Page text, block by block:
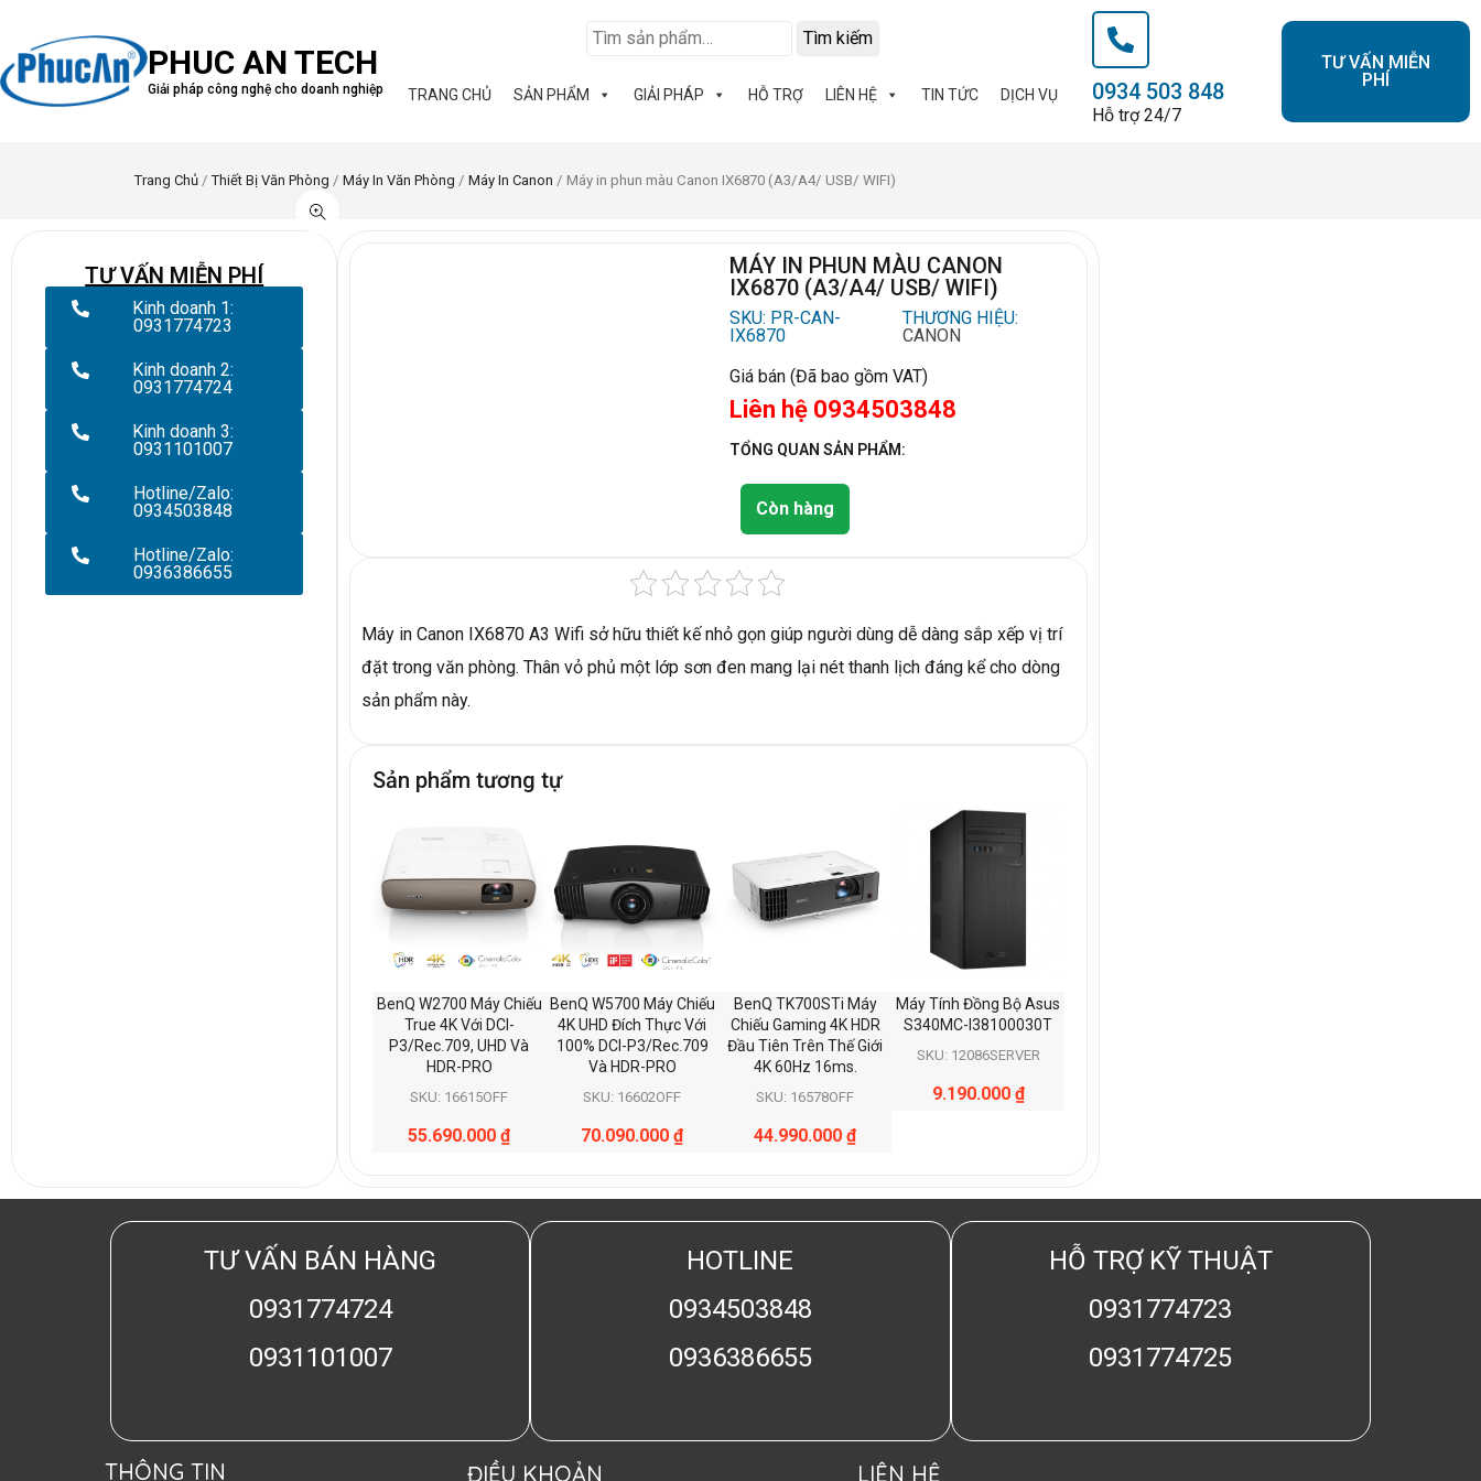
PHUC AN TECH
Giải pháp công nghệ cho doanh nghiệp
Tìm kiếm
TRANG CHỦ SẢN PHẨM GIẢI PHÁP HỖ TRỢ LIÊN HỆ TIN TỨC DỊCH VỤ 0934 503 848
Hỗ trợ 24/7
TƯ VẤN MIỄN
PHÍ
Trang Chủ /Thiết Bị Văn Phòng / Máy In Văn Phòng / Máy In Canon / Máy in phun màu Canon IX6870 (A3/A4/ USB/ WIFI)
TƯ VẤN MIỄN PHÍ
Kinh doanh 1:
0931774723
Kinh doanh 2:
0931774724
Kinh doanh 3:
0931101007
Hotline/Zalo:
0934503848
Hotline/Zalo:
0936386655
MÁY IN PHUN MÀU CANON
IX6870 (A3/A4/ USB/ WIFI)
SKU: PR-CAN-
IX6870
THƯƠNG HIỆU:
CANON
Giá bán (Đã bao gồm VAT)
Liên hệ 0934503848
TỔNG QUAN SẢN PHẨM:
Còn hàng
Máy in Canon IX6870 A3 Wifi sở hữu thiết kế nhỏ gọn giúp người dùng dễ dàng sắp xếp vị trí
đặt trong văn phòng. Thân vỏ phủ một lớp sơn đen mang lại nét thanh lịch đáng kể cho dòng
sản phẩm này.
Sản phẩm tương tự
BenQ W2700 Máy Chiếu
True 4K Với DCI-
P3/Rec.709, UHD Và
HDR-PRO
SKU: 16615OFF
55.690.000₫
BenQ W5700 Máy Chiếu
4K UHD Đích Thực Với
100% DCI-P3/Rec.709
Và HDR-PRO
SKU: 16602OFF
70.090.000₫
BenQ TK700STi Máy
Chiếu Gaming 4K HDR
Đầu Tiên Trên Thế Giới
4K 60Hz 16ms.
SKU: 16578OFF
44.990.000₫
Máy Tính Đồng Bộ Asus
S340MC-I38100030T
SKU: 12086SERVER
9.190.000 ₫
TƯ VẤN BÁN HÀNG
0931774724
0931101007
HOTLINE
0934503848
0936386655
HỖ TRỢ KỸ THUẬT
0931774723
0931774725
THÔNG TIN ĐIỀU KHOẢN LIÊN HỆ